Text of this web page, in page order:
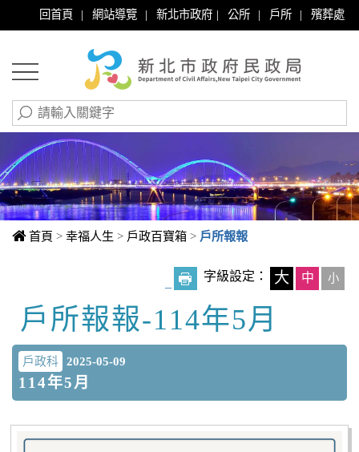
回首頁 | 網站導覽 | 新北市政府 | 公所 | 戶所 | 殯葬處
首頁 > 幸福人生 > 戶政百寶箱 > 戶所報報
字級設定： 大 中 小
中央內容區塊
戶所報報-114年5月
戶政科 2025-05-09
114年5月